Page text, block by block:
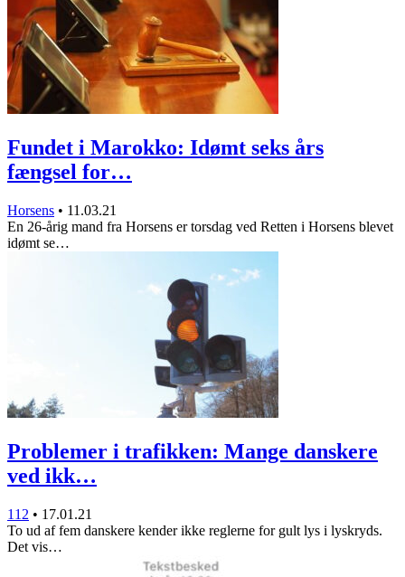
Fundet i Marokko: Idømt seks års
fængsel for…
Horsens • 11.03.21
En 26-årig mand fra Horsens er torsdag ved Retten i Horsens blevet
idømt se…
Problemer i trafikken: Mange danskere
ved ikk…
112 • 17.01.21
To ud af fem danskere kender ikke reglerne for gult lys i lyskryds.
Det vis…